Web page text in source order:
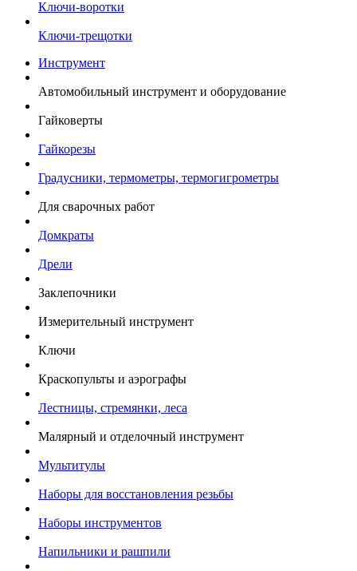
Ключи-воротки
Ключи-трещотки
Инструмент
Автомобильный инструмент и оборудование
Гайковерты
Гайкорезы
Градусники, термометры, термогигрометры
Для сварочных работ
Домкраты
Дрели
Заклепочники
Измерительный инструмент
Ключи
Краскопульты и аэрографы
Лестницы, стремянки, леса
Малярный и отделочный инструмент
Мультитулы
Наборы для восстановления резьбы
Наборы инструментов
Напильники и рашпили